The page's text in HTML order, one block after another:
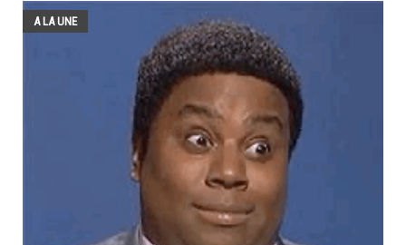
A LA UNE